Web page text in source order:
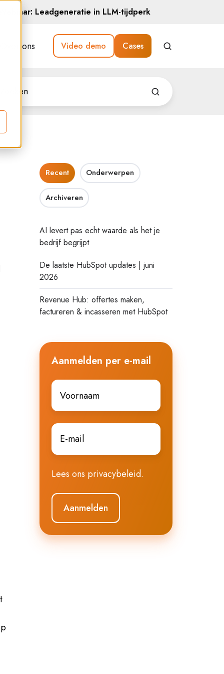
Webinar: Leadgeneratie in LLM-tijdperk
Over ons Video demo Cases
Recent Onderwerpen
Archiveren
AI levert pas echt waarde als het je
bedrijf begrijpt
De laatste HubSpot updates | juni
2026
Revenue Hub: offertes maken,
factureren & incasseren met HubSpot
Aanmelden per e-mail
Voornaam
E-
mail*
Lees ons privacybeleid.